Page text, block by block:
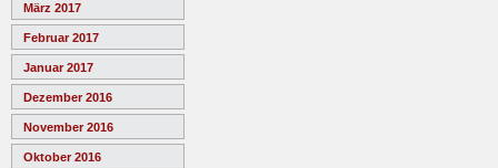
März 2017
Februar 2017
Januar 2017
Dezember 2016
November 2016
Oktober 2016